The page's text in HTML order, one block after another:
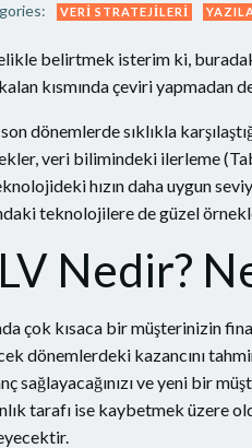
VERI STRATEJILERI
belirtmek isterim ki, buradaki
kısmında çeviri yapmadan
son dönemlerde sıklıkla
veri bilimindeki ilerleme
hızın daha uygun
teknolojilere de güzel
Nedir?
çok kısaca bir müşterinizin
dönemlerdeki kazancını
sağlayacağınızı ve yeni bir
tarafı ise kaybetmek üzere